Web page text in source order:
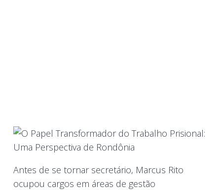
Antes de se tornar secretário, Marcus Rito
ocupou cargos em áreas de gestão